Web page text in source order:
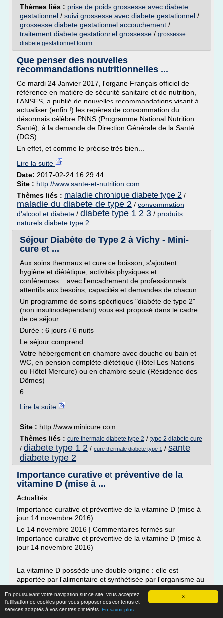
X
En poursuivant votre navigation sur ce site, vous acceptez
l'utilisation de cookies pour vous proposer des contenus et
services adaptés à vos centres d'intérêts. En savoir plus
Thèmes liés : prise de poids grossesse avec diabete
gestationnel / suivi grossesse avec diabete gestationnel /
grossesse diabete gestationnel accouchement /
traitement diabete gestationnel grossesse / grossesse
diabete gestationnel forum
Que penser des nouvelles
recommandations nutritionnelles ...
Ce mardi 24 Janvier 2017, l'organe Français officiel de
référence en matière de sécurité sanitaire et de nutrition,
l'ANSES, a publié de nouvelles recommandations visant à
actualiser (enfin !) les repères de consommation du
désormais célèbre PNNS (Programme National Nutrition
Santé), à la demande de Direction Générale de la Santé
(DGS).
En effet, et comme le précise très bien...
Lire la suite
Date: 2017-02-24 16:29:44
Site : http://www.sante-et-nutrition.com
Thèmes liés : maladie chronique diabete type 2 /
maladie du diabete de type 2 / consommation
d'alcool et diabete / diabete type 1 2 3 / produits
naturels diabete type 2
Séjour Diabète de Type 2 à Vichy - Mini-
cure et ...
Aux soins thermaux et cure de boisson, s'ajoutent
hygiène et diététique, activités physiques et
conférences... avec l'encadrement de professionnels
attentifs aux besoins, capacités et demandes de chacun.
Un programme de soins spécifiques "diabète de type 2"
(non insulinodépendant) vous est proposé dans le cadre
de ce séjour.
Durée : 6 jours / 6 nuits
Le séjour comprend :
Votre hébergement en chambre avec douche ou bain et
WC, en pension complète diététique (Hôtel Les Nations
ou Hôtel Mercure) ou en chambre seule (Résidence des
Dômes)
6...
Lire la suite
Site : http://www.minicure.com
Thèmes liés : cure thermale diabete type 2 / type 2 diabete cure
/ diabete type 1 2 / cure thermale diabete type 1 / sante
diabete type 2
Importance curative et préventive de la
vitamine D (mise à ...
Actualités
Importance curative et préventive de la vitamine D (mise à
jour 14 novembre 2016)
Le 14 novembre 2016 | Commentaires fermés sur
Importance curative et préventive de la vitamine D (mise à
jour 14 novembre 2016)
La vitamine D possède une double origine : elle est
apportée par l'alimentaire et synthétisée par l'organisme au
Lire la suite